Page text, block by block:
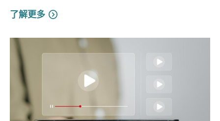
了解更多